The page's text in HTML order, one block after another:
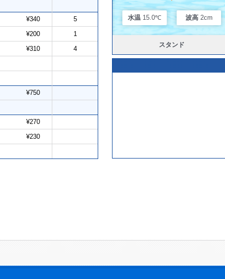
¥340 5
¥200 1
¥310 4
¥750
¥270
¥230
水温 15.0℃ 波高 2cm
スタンド